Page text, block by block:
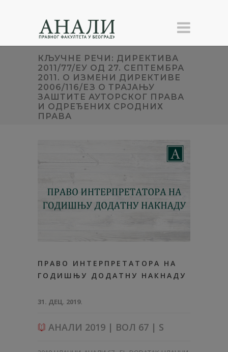
КЉУЧНЕ РЕЧИ: ДИРЕКТИВА
2011/77/ЕУ ОД 27. СЕПТЕМБРА
2011. О ИЗМЕНИ ДИРЕКТИВЕ
2006/116/ЕЗ О ТРАЈАЊУ
ЗАШТИТЕ АУТОРСКОГ ПРАВА
И ОДРЕЂЕНИХ СРОДНИХ
ПРАВА
ПРАВО ИНТЕРПРЕТАТОРА НА
ГОДИШЊУ ДОДАТНУ НАКНАДУ
31. ДЕЦ. 2019.
АНАЛИ 2019 | ВОЛ 67 | S